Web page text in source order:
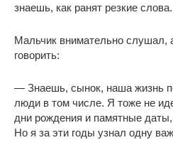
знаешь, как ранят резкие слова.
Мальчик внимательно слушал,
говорить:
— Знаешь, сынок, наша жизнь
люди в том числе. Я тоже не
дни рождения и памятные
Но я за эти годы узнал одну